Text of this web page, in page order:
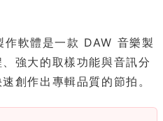
軟體是一款 DAW 音樂製
強大的取樣功能與音訊分
創作出專輯品質的節拍。